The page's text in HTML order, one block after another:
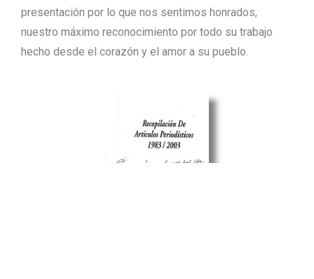
presentación por lo que nos sentimos honrados,
nuestro máximo reconocimiento por todo su trabajo
hecho desde el corazón y el amor a su pueblo.